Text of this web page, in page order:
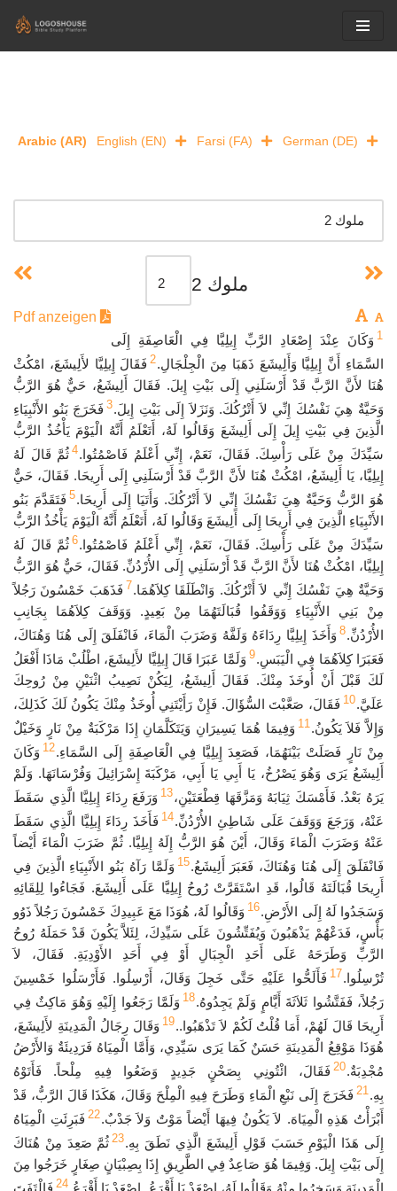
Arabic (AR) English (EN) Farsi (FA) German (DE)
ملوك 2
1 وَكَانَ عِنْدَ إِصْعَادِ الرَّبِّ إِيلِيَّا فِي الْعَاصِفَةِ إِلَى
السَّمَاءِ أَنَّ إِيلِيَّا وَأَلِيشَعَ ذَهَبَا مِنَ الْجِلْجَالِ.2 فَقَالَ إِيلِيَّا لأَلِيشَعَ، امْكُثْ
هُنَا لأَنَّ الرَّبَّ قَدْ أَرْسَلَنِي إِلَى بَيْتِ إِيلَ. فَقَالَ أَلِيشَعُ، حَيٌّ هُوَ الرَّبُّ
وَحَيَّةٌ هِيَ نَفْسُكَ إِنِّي لاَ أَتْرُكُكَ. وَنَزَلاَ إِلَى بَيْتِ إِيلَ.3 فَخَرَجَ بَنُو الأَنْبِيَاءِ
الَّذِينَ فِي بَيْتِ إِيلَ إِلَى أَلِيشَعَ وَقَالُوا لَهُ، أَتَعْلَمُ أَنَّهُ الْيَوْمَ يَأْخُذُ الرَّبُّ
سَيِّدَكَ مِنْ عَلَى رَأْسِكَ. فَقَالَ، نَعَمْ، إِنِّي أَعْلَمُ فَاصْمُتُوا.4 ثُمَّ قَالَ لَهُ
إِيلِيَّا، يَا أَلِيشَعُ، امْكُثْ هُنَا لأَنَّ الرَّبَّ قَدْ أَرْسَلَنِي إِلَى أَرِيحَا. فَقَالَ، حَيٌّ
هُوَ الرَّبُّ وَحَيَّةٌ هِيَ نَفْسُكَ إِنِّي لاَ أَتْرُكُكَ. وَأَتَيَا إِلَى أَرِيحَا.5 فَتَقَدَّمَ بَنُو
الأَنْبِيَاءِ الَّذِينَ فِي أَرِيحَا إِلَى أَلِيشَعَ وَقَالُوا لَهُ، أَتَعْلَمُ أَنَّهُ الْيَوْمَ يَأْخُذُ الرَّبُّ
سَيِّدَكَ مِنْ عَلَى رَأْسِكَ. فَقَالَ، نَعَمْ، إِنِّي أَعْلَمُ فَاصْمُتُوا.6 ثُمَّ قَالَ لَهُ
إِيلِيَّا، امْكُثْ هُنَا لأَنَّ الرَّبَّ قَدْ أَرْسَلَنِي إِلَى الأُرْدُنِّ. فَقَالَ، حَيٌّ هُوَ الرَّبُّ
وَحَيَّةٌ هِيَ نَفْسُكَ إِنِّي لاَ أَتْرُكُكَ. وَانْطَلَقَا كِلاَهُمَا.7 فَذَهَبَ خَمْسُونَ رَجُلاً
مِنْ بَنِي الأَنْبِيَاءِ وَوَقَفُوا قُبَالَتَهُمَا مِنْ بَعِيدٍ. وَوَقَفَ كِلاَهُمَا بِجَانِبِ
الأُرْدُنِّ.8 وَأَخَذَ إِيلِيَّا رِدَاءَهُ وَلَفَّهُ وَضَرَبَ الْمَاءَ، فَانْفَلَقَ إِلَى هُنَا وَهُنَاكَ،
فَعَبَرَا كِلاَهُمَا فِي الْيَبَسِ.9 وَلَمَّا عَبَرَا قَالَ إِيلِيَّا لأَلِيشَعَ، اطْلُبْ مَاذَا أَفْعَلُ
لَكَ قَبْلَ أَنْ أُوخَذَ مِنْكَ. فَقَالَ أَلِيشَعُ، لِيَكُنْ نَصِيبُ اثْنَيْنِ مِنْ رُوحِكَ
عَلَيَّ.10 فَقَالَ، صَعَّبْتَ السُّؤَالَ. فَإِنْ رَأَيْتَنِي أُوخَذُ مِنْكَ يَكُونُ لَكَ كَذَلِكَ،
وَإِلاَّ فَلاَ يَكُونُ.11 وَفِيمَا هُمَا يَسِيرَانِ وَيَتَكَلَّمَانِ إِذَا مَرْكَبَةٌ مِنْ نَارٍ وَخَيْلٌ
مِنْ نَارٍ فَصَلَتْ بَيْنَهُمَا، فَصَعِدَ إِيلِيَّا فِي الْعَاصِفَةِ إِلَى السَّمَاءِ.12 وَكَانَ
أَلِيشَعُ يَرَى وَهُوَ يَصْرُخُ، يَا أَبِي يَا أَبِي، مَرْكَبَةَ إِسْرَائِيلَ وَفُرْسَانَهَا. وَلَمْ
يَرَهُ بَعْدُ. فَأَمْسَكَ ثِيَابَهُ وَمَزَّقَهَا قِطْعَتَيْنِ،13 وَرَفَعَ رِدَاءَ إِيلِيَّا الَّذِي سَقَطَ
عَنْهُ، وَرَجَعَ وَوَقَفَ عَلَى شَاطِئِ الأُرْدُنِّ.14 فَأَخَذَ رِدَاءَ إِيلِيَّا الَّذِي سَقَطَ
عَنْهُ وَضَرَبَ الْمَاءَ وَقَالَ، أَيْنَ هُوَ الرَّبُّ إِلَهُ إِيلِيَّا. ثُمَّ ضَرَبَ الْمَاءَ أَيْضاً
فَانْفَلَقَ إِلَى هُنَا وَهُنَاكَ، فَعَبَرَ أَلِيشَعُ.15 وَلَمَّا رَآهُ بَنُو الأَنْبِيَاءِ الَّذِينَ فِي
أَرِيحَا قُبَالَتَهُ قَالُوا، قَدِ اسْتَقَرَّتْ رُوحُ إِيلِيَّا عَلَى أَلِيشَعَ. فَجَاءُوا لِلِقَائِهِ
وَسَجَدُوا لَهُ إِلَى الأَرْضِ.16 وَقَالُوا لَهُ، هُوَذَا مَعَ عَبِيدِكَ خَمْسُونَ رَجُلاً ذَوُو
بَأْسٍ، فَدَعْهُمْ يَذْهَبُونَ وَيُفَتِّشُونَ عَلَى سَيِّدِكَ، لِئَلاَّ يَكُونَ قَدْ حَمَلَهُ رُوحُ
الرَّبِّ وَطَرَحَهُ عَلَى أَحَدِ الْجِبَالِ أَوْ فِي أَحَدِ الأَوْدِيَةِ. فَقَالَ، لاَ
تُرْسِلُوا.17 فَأَلَحُّوا عَلَيْهِ حَتَّى خَجِلَ وَقَالَ، أَرْسِلُوا. فَأَرْسَلُوا خَمْسِينَ
رَجُلاً، فَفَتَّشُوا ثَلاَثَةَ أَيَّامٍ وَلَمْ يَجِدُوهُ.18 وَلَمَّا رَجَعُوا إِلَيْهِ وَهُوَ مَاكِثٌ فِي
أَرِيحَا قَالَ لَهُمْ، أَمَا قُلْتُ لَكُمْ لاَ تَذْهَبُوا..19 وَقَالَ رِجَالُ الْمَدِينَةِ لأَلِيشَعَ،
هُوَذَا مَوْقِعُ الْمَدِينَةِ حَسَنٌ كَمَا يَرَى سَيِّدِي، وَأَمَّا الْمِيَاهُ فَرَدِيئَةٌ وَالأَرْضُ
مُجْدِبَةٌ.20 فَقَالَ، ائْتُونِي بِصَحْنٍ جَدِيدٍ وَضَعُوا فِيهِ مِلْحاً. فَأَتَوْهُ
بِهِ.21 فَخَرَجَ إِلَى نَبْعِ الْمَاءِ وَطَرَحَ فِيهِ الْمِلْحَ وَقَالَ، هَكَذَا قَالَ الرَّبُّ، قَدْ
أَبْرَأْتُ هَذِهِ الْمِيَاهَ. لاَ يَكُونُ فِيهَا أَيْضاً مَوْتٌ وَلاَ جَدْبٌ.22 فَبَرِئَتِ الْمِيَاهُ
إِلَى هَذَا الْيَوْمِ حَسَبَ قَوْلِ أَلِيشَعَ الَّذِي نَطَقَ بِهِ.23 ثُمَّ صَعِدَ مِنْ هُنَاكَ
إِلَى بَيْتِ إِيلَ. وَفِيمَا هُوَ صَاعِدٌ فِي الطَّرِيقِ إِذَا بِصِبْيَانٍ صِغَارٍ خَرَجُوا مِنَ
الْمَدِينَةِ وَسَخِرُوا مِنْهُ وَقَالُوا لَهُ، اصْعَدْ يَا أَقْرَعُ. اصْعَدْ يَا أَقْرَعُ. 24 فَالْتَفَتَ